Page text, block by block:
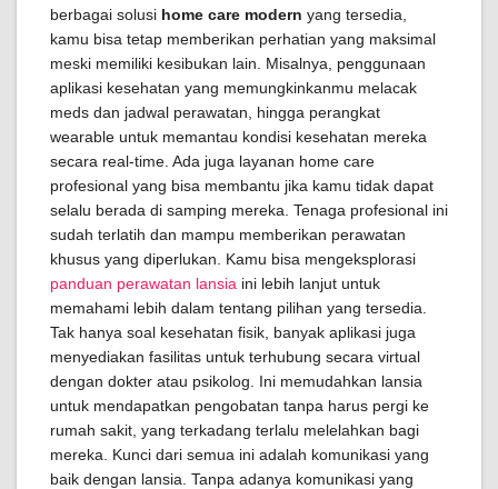
berbagai solusi home care modern yang tersedia,
kamu bisa tetap memberikan perhatian yang maksimal
meski memiliki kesibukan lain. Misalnya, penggunaan
aplikasi kesehatan yang memungkinkanmu melacak
meds dan jadwal perawatan, hingga perangkat
wearable untuk memantau kondisi kesehatan mereka
secara real-time. Ada juga layanan home care
profesional yang bisa membantu jika kamu tidak dapat
selalu berada di samping mereka. Tenaga profesional ini
sudah terlatih dan mampu memberikan perawatan
khusus yang diperlukan. Kamu bisa mengeksplorasi
panduan perawatan lansia ini lebih lanjut untuk
memahami lebih dalam tentang pilihan yang tersedia.
Tak hanya soal kesehatan fisik, banyak aplikasi juga
menyediakan fasilitas untuk terhubung secara virtual
dengan dokter atau psikolog. Ini memudahkan lansia
untuk mendapatkan pengobatan tanpa harus pergi ke
rumah sakit, yang terkadang terlalu melelahkan bagi
mereka. Kunci dari semua ini adalah komunikasi yang
baik dengan lansia. Tanpa adanya komunikasi yang